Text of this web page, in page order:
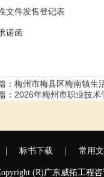
文件发售登记表
诺函
： 梅州市梅县区梅南镇生
： 2026年梅州市职业技
标书下载 常用
(R)广东威拓工程